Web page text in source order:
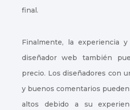
final.
Finalmente, la experiencia
diseñador web también
precio. Los diseñadores con
y buenos comentarios
altos debido a su